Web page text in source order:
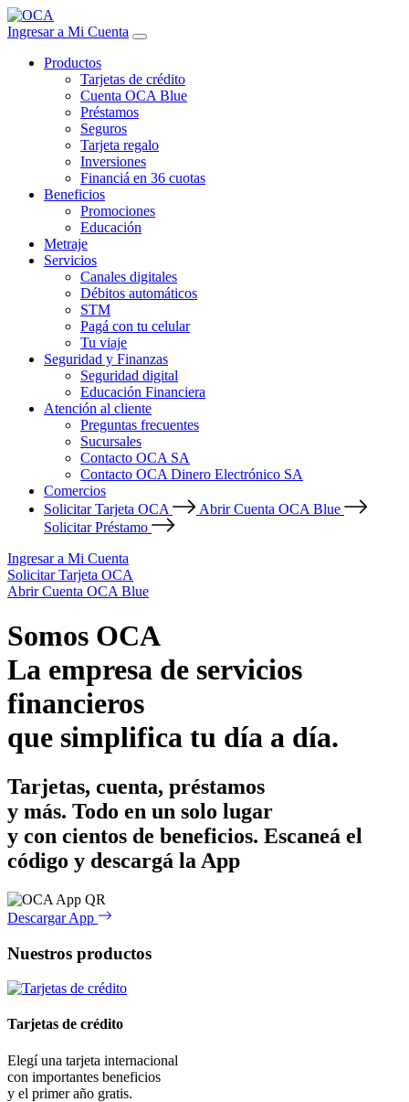
Ingresar a Mi Cuenta
Productos
Tarjetas de crédito
Cuenta OCA Blue
Préstamos
Seguros
Tarjeta regalo
Inversiones
Financiá en 36 cuotas
Beneficios
Promociones
Educación
Metraje
Servicios
Canales digitales
Débitos automáticos
STM
Pagá con tu celular
Tu viaje
Seguridad y Finanzas
Seguridad digital
Educación Financiera
Atención al cliente
Preguntas frecuentes
Sucursales
Contacto OCA SA
Contacto OCA Dinero Electrónico SA
Comercios
Solicitar Tarjeta OCA
Abrir Cuenta OCA Blue
Solicitar Préstamo
Ingresar a Mi Cuenta
Solicitar Tarjeta OCA
Abrir Cuenta OCA Blue
Somos OCA
La empresa de servicios
financieros
que simplifica tu día a día.
Tarjetas, cuenta, préstamos
y más. Todo en un solo lugar
y con cientos de beneficios. Escaneá el
código y descargá la App
Descargar App
Nuestros productos
Tarjetas de crédito
Elegí una tarjeta internacional
con importantes beneficios
y el primer año gratis.